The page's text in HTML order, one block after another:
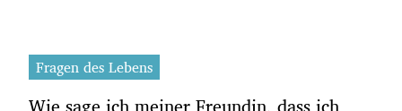
Fragen des Lebens